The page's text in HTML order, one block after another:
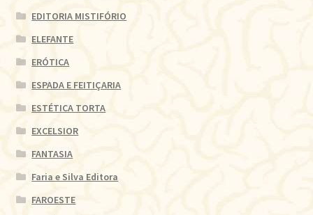
EDITORIA MISTIFÓRIO
ELEFANTE
ERÓTICA
ESPADA E FEITIÇARIA
ESTÉTICA TORTA
EXCELSIOR
FANTASIA
Faria e Silva Editora
FAROESTE